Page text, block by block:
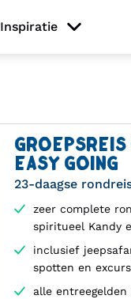
Inspiratie
EASY GOING
23-daagse
zeer complete
spiritueel Kandy
inclusief
spotten en
alle entreegelden